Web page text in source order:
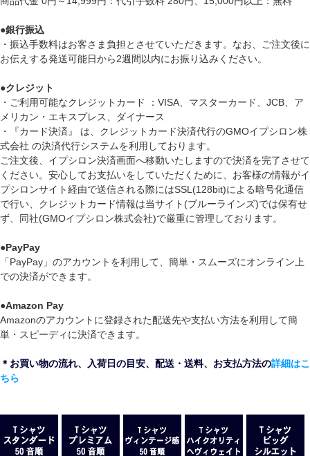
●銀行振込
・振込手数料はお客さま負担とさせていただきます。なお、ご注文後に
お伝えする発送可能日から2週間以内にお振り込みください。
●クレジット
・ご利用可能なクレジットカード ：VISA、マスターカード、JCB、ア
メリカン・エキスプレス、ダイナース
・『カード決済』 は、クレジットカード決済代行のGMOイプシロン株
式会社 の決済代行システムを利用しております。
ご注文後、イプシロン決済画面へ移動いたしますので決済を完了させて
ください。安心してお支払いをしていただくために、お客様の情報がイ
プシロンサイト経由で送信される際にはSSL(128bit)による暗号化通信
で行い、クレジットカード情報は当サイト(ブルーラインズ)では保有せ
ず、同社(GMOイプシロン株式会社)で厳重に管理しております。
●PayPay
「PayPay」のアカウントを利用して、簡単・スムーズにオンライン上
での決済ができます。
●Amazon Pay
Amazonのアカウントに登録された配送先や支払い方法を利用して簡
単・スピーディに決済できます。
＊お買い物の流れ、入荷日の目安、配送・送料、お支払方法の詳細はこ
ちら